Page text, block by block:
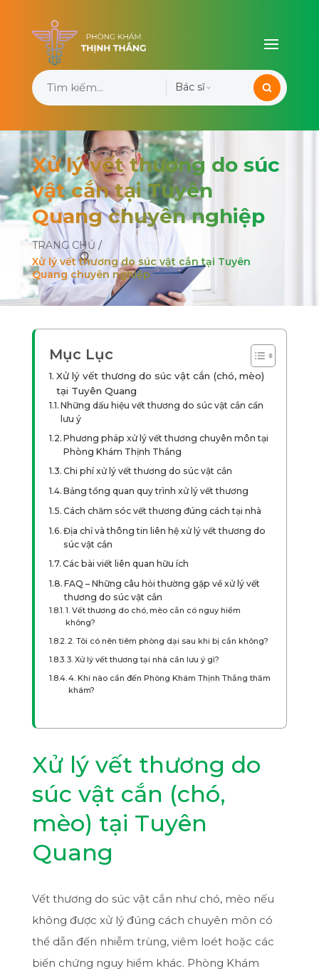
Bác sĩ
Xử lý vết thương do súc
vật cắn tại Tuyên
Quang chuyên nghiệp
TRANG CHỦ /
Xử lý vết thương do súc vật cắn tại Tuyên
Quang chuyên nghiệp
Mục Lục
Xử lý vết thương do súc vật cắn (chó, mèo)
tại Tuyên Quang
Những dấu hiệu vết thương do súc vật cắn cần
lưu ý
Phương pháp xử lý vết thương chuyên môn tại
Phòng Khám Thịnh Thắng
Chi phí xử lý vết thương do súc vật cắn
Bảng tổng quan quy trình xử lý vết thương
Cách chăm sóc vết thương đúng cách tại nhà
Địa chỉ và thông tin liên hệ xử lý vết thương do
súc vật cắn
Các bài viết liên quan hữu ích
FAQ – Những câu hỏi thường gặp về xử lý vết
thương do súc vật cắn
1. Vết thương do chó, mèo cắn có nguy hiểm
không?
2. Tôi có nên tiêm phòng dại sau khi bị cắn không?
3. Xử lý vết thương tại nhà cần lưu ý gì?
4. Khi nào cần đến Phòng Khám Thịnh Thắng thăm
khám?
Xử lý vết thương do
súc vật cắn (chó,
mèo) tại Tuyên
Quang
Vết thương do súc vật cắn như chó, mèo nếu
không được xử lý đúng cách chuyên môn có
thể dẫn đến nhiễm trùng, viêm loét hoặc các
biến chứng nguy hiểm khác. Phòng Khám